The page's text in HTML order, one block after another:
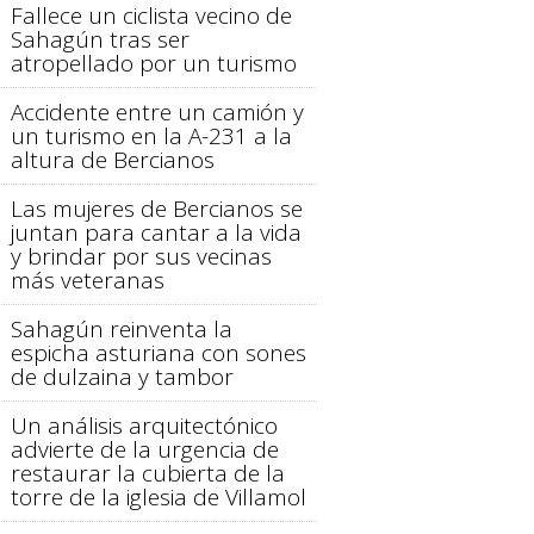
Fallece un ciclista vecino de
Sahagún tras ser
atropellado por un turismo
Accidente entre un camión y
un turismo en la A-231 a la
altura de Bercianos
Las mujeres de Bercianos se
juntan para cantar a la vida
y brindar por sus vecinas
más veteranas
Sahagún reinventa la
espicha asturiana con sones
de dulzaina y tambor
Un análisis arquitectónico
advierte de la urgencia de
restaurar la cubierta de la
torre de la iglesia de Villamol